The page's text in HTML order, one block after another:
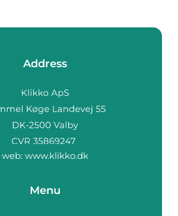
Address
web: www.klikko.dk
Menu